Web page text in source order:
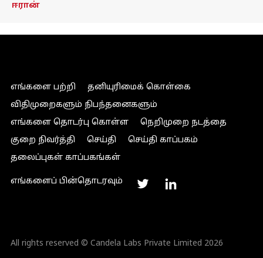
ஈரான்
எங்களை பற்றி
தனியுரிமைக் கொள்கை
விதிமுறைகளும் நிபந்தனைகளும்
எங்களை தொடர்பு கொள்ள
நெறிமுறை நடத்தை
குறை நிவர்த்தி
செய்தி
செய்தி காப்பகம்
தலைப்புகள் காப்பகங்கள்
எங்களைப் பின்தொடரவும்
All rights reserved © Candela Labs Private Limited 2026